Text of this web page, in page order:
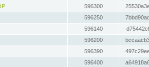
596300
596250
596140
596200
596390
596400